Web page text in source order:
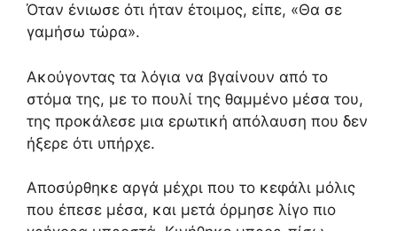
Όταν ένιωσε ότι ήταν έτοιμος, είπε, «Θα σε
γαμήσω τώρα».
Ακούγοντας τα λόγια να βγαίνουν από το
στόμα της, με το πουλί της θαμμένο μέσα του,
της προκάλεσε μια ερωτική απόλαυση που δεν
ήξερε ότι υπήρχε.
Αποσύρθηκε αργά μέχρι που το κεφάλι μόλις
που έπεσε μέσα, και μετά όρμησε λίγο πιο